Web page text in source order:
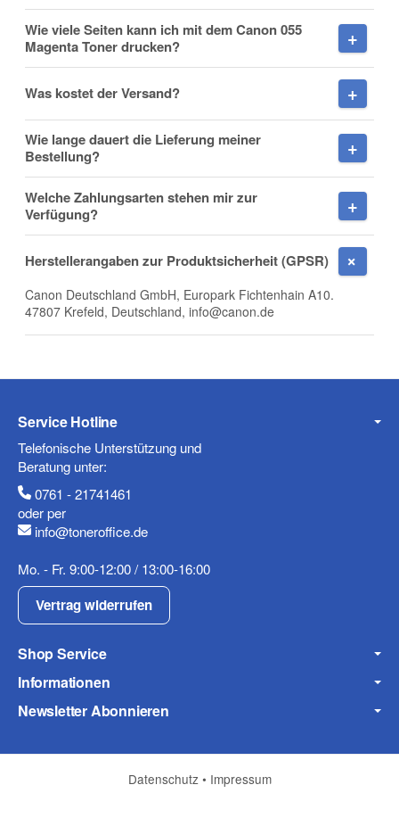
Nachname
Firma
Mobiltelefon
Frage zum Artikel
Ihre Frage
Wie viele Seiten kann ich mit dem Canon 055
Magenta Toner drucken?
Was kostet der Versand?
Wie lange dauert die Lieferung meiner
Bestellung?
Welche Zahlungsarten stehen mir zur
Verfügung?
Herstellerangaben zur Produktsicherheit (GPSR)
Canon Deutschland GmbH, Europark Fichtenhain A10.
47807 Krefeld, Deutschland, info@canon.de
Service Hotline
Telefonische Unterstützung und
Beratung unter:
0761 - 21741461
oder per
info@toneroffice.de
Mo. - Fr. 9:00-12:00 / 13:00-16:00
Vertrag widerrufen
Shop Service
Informationen
Newsletter Abonnieren
Datenschutz • Impressum